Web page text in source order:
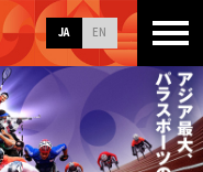
JA EN